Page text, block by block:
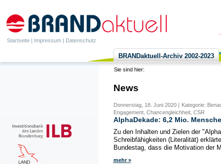
Startseite | Impressum | Datenschutz
BRANDaktuell-Archiv 2002-2023
Sie sind hier:
News
Donnerstag, 18. Juni 2020 |
Kategorie:
Engagement, Chancengleichheit, CSR
AlphaDekade: 6,2 Mio.
Zu den Inhalten und Zielen der
Schreibfähigkeiten (Literalität)
Bundestag, dass die Motivation der
mehr »